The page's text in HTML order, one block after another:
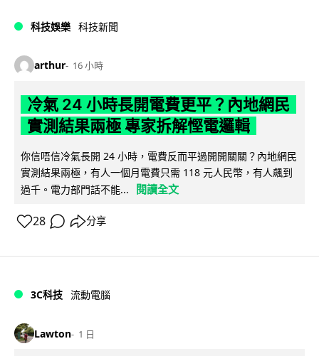
科技娛樂 科技新聞
arthur 16 小時
冷氣 24 小時長開電費更平？內地網民
實測結果兩極 專家拆解慳電邏輯
你信唔信冷氣長開 24 小時，電費反而平過開開關關？內地網民
實測結果兩極，有人一個月電費只需 118 元人民幣，有人飆到
過千。電力部門話不能...
閱讀全文
28 分享
3C科技 流動電腦
Lawton 1 日